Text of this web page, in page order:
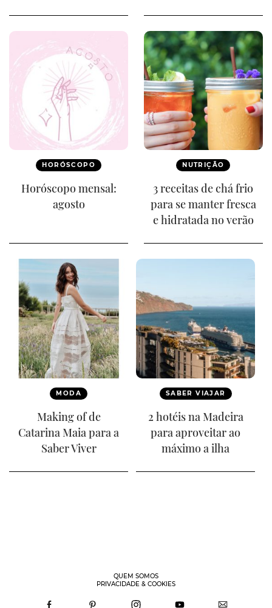
HORÓSCOPO
Horóscopo mensal:
agosto
NUTRIÇÃO
3 receitas de chá frio
para se manter fresca
e hidratada no verão
MODA
Making of de
Catarina Maia para a
Saber Viver
SABER VIAJAR
2 hotéis na Madeira
para aproveitar ao
máximo a ilha
QUEM SOMOS
PRIVACIDADE & COOKIES